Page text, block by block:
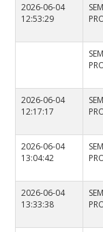
2026-06-04
12:53:29
2026-06-04
12:17:17
2026-06-04
13:04:42
2026-06-04
13:33:38